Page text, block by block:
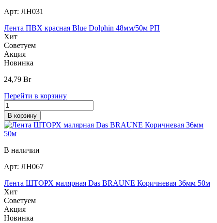
Арт: ЛН031
Лента ПВХ красная Blue Dolphin 48мм/50м РП
Хит
Советуем
Акция
Новинка
24,79 Br
Перейти в корзину
В корзину
В наличии
Арт: ЛН067
Лента ШТОРХ малярная Das BRAUNE Коричневая 36мм 50м
Хит
Советуем
Акция
Новинка